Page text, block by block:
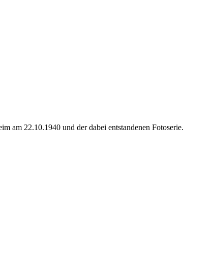
am 22.10.1940 und der dabei entstandenen Fotoserie.